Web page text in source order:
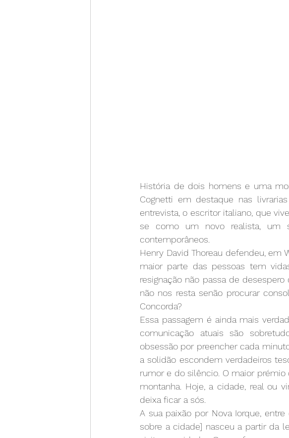
História de dois homens e uma
Cognetti em destaque nas
entrevista, o escritor italiano, que
se como um novo realista, um
contemporâneos.
Henry David Thoreau defendeu, em
maior parte das pessoas tem
resignação não passa de
não nos resta senão procurar
Concorda?
Essa passagem é ainda mais
comunicação atuais são
obsessão por preencher cada
a solidão escondem verdadeiros
rumor e do silêncio. O maior
montanha. Hoje, a cidade, real ou
deixa ficar a sós.
A sua paixão por Nova Iorque,
sobre a cidade] nasceu a partir da